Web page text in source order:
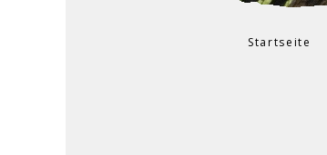
Startseite